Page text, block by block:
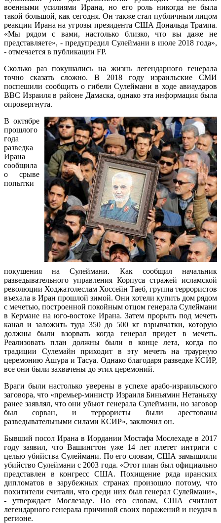
военными усилиями Ирана, но его роль никогда не была
такой большой, как сегодня. Он также стал публичным лицом
реакции Ирана на угрозы президента США Дональда Трампа.
«Мы рядом с вами, настолько близко, что вы даже не
представляете», - предупредил Сулеймани в июле 2018 года»,
- отмечается в публикации FP.
Сколько раз покушались на жизнь легендарного генерала
точно сказать сложно. В 2018 году израильские СМИ
поспешили сообщить о гибели Сулеймани в ходе авиаударов
ВВС Израиля в районе Дамаска, однако эта информация была
опровергнута.
В октябре
прошлого
года
разведка
Ирана
сообщила
о срыве
попытки
покушения на Сулеймани. Как сообщил начальник
разведывательного управления Корпуса стражей исламской
революции Ходжатолеслам Хоссейн Таеб, группа террористов
въехала в Иран прошлой зимой. Они хотели купить дом рядом
с мечетью, построенной покойным отцом генерала Сулеймани
в Кермане на юго-востоке Ирана. Затем прорыть под мечеть
канал и заложить туда 350 до 500 кг взрывчатки, которую
должны были взорвать когда генерал придет в мечеть.
Реализовать план должны были в конце лета, когда по
традиции Сулемайн приходит в эту мечеть на траурную
церемонию Ашура и Тасуа. Однако благодаря разведке КСИР,
все они были захвачены до этих церемоний.
Враги были настолько уверены в успехе арабо-израильского
заговора, что «премьер-министр Израиля Биньямин Нетаньяху
ранее заявлял, что они убьют генерала Сулеймани, но заговор
был сорван, и террористы были арестованы
разведывательными силами КСИР», заключил он.
Бывший посол Ирана в Иордании Мостафа Мослехаде в 2017
году заявил, что Вашингтон уже 14 лет плетет интриги с
целью убийства Сулеймани. По его словам, США замышляли
убийство Сулеймани с 2003 года. «Этот план был официально
представлен в конгресс США. Похищение ряда иранских
дипломатов в зарубежных странах произошло потому, что
похитители считали, что среди них был генерал Сулеймани»,
- утверждает Мослезаде. По его словам, США считают
легендарного генерала причиной своих поражений и неудач в
регионе.